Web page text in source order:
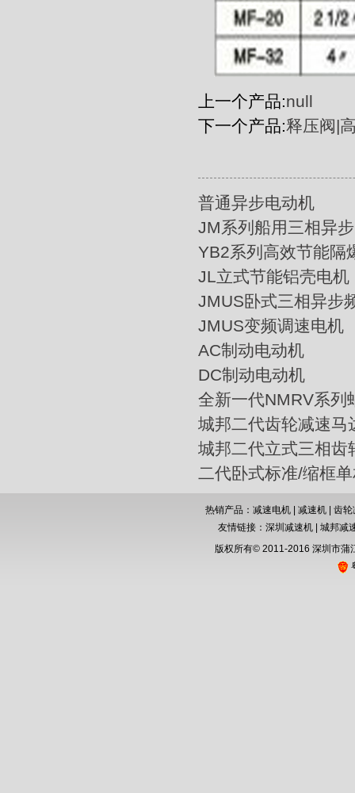
上一个产品:null
下一个产品:释压阀|
普通异步电动机
JM系列船用三相异
YB2系列高效节能隔
JL立式节能铝壳电机
JMUS卧式三相异步
JMUS变频调速电机
AC制动电动机
DC制动电动机
全新一代NMRV系列
城邦二代齿轮减速马
城邦二代立式三相齿
二代卧式标准/缩框
热销产品：减速电机 | 减速机 | 齿轮
友情链接： 深圳减速机| 城邦减
版权所有© 2011-2016 深圳市蒲